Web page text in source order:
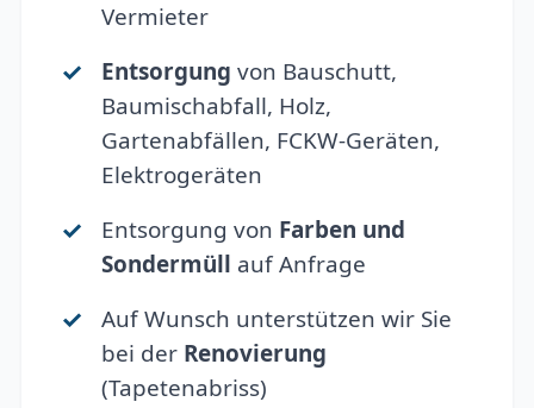
Vermieter
Entsorgung von Bauschutt,
Baumischabfall, Holz,
Gartenabfällen, FCKW-Geräten,
Elektrogeräten
Entsorgung von Farben und
Sondermüll auf Anfrage
Auf Wunsch unterstützen wir Sie
bei der Renovierung
(Tapetenabriss)